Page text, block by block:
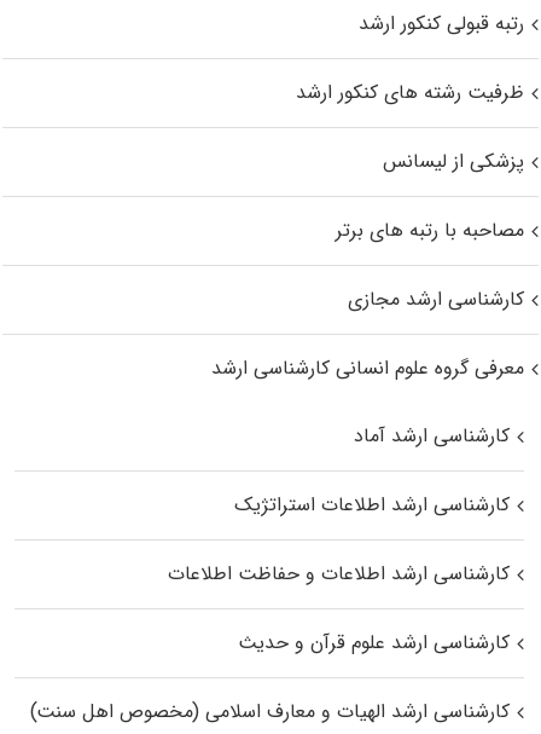
رتبه قبولی کنکور ارشد
ظرفیت رشته های کنکور ارشد
پزشکی از لیسانس
مصاحبه با رتبه های برتر
کارشناسی ارشد مجازی
معرفی گروه علوم انسانی کارشناسی ارشد
کارشناسی ارشد آماد
کارشناسی ارشد اطلاعات استراتژیک
کارشناسی ارشد اطلاعات و حفاظت اطلاعات
کارشناسی ارشد علوم قرآن و حدیث
کارشناسی ارشد الهیات و معارف اسلامی (مخصوص اهل سنت)